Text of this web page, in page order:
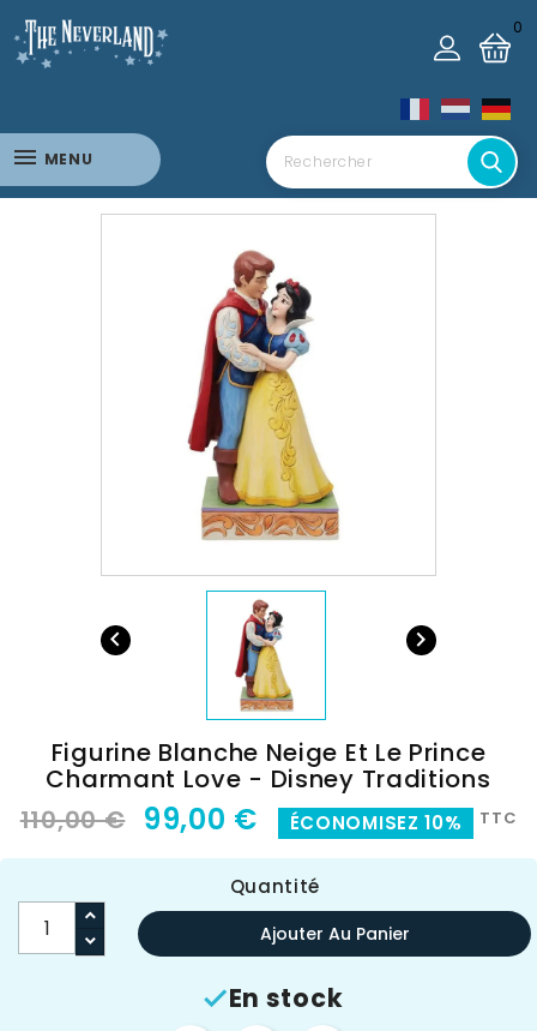
0
MENU
 
Figurine Blanche Neige Et Le Prince
Charmant Love - Disney Traditions
110,00 € 99,00 € ÉCONOMISEZ 10% TTC
Quantité
Ajouter Au Panier
En stock